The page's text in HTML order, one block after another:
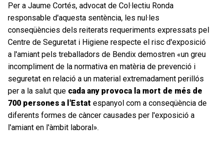
Per a Jaume Cortés, advocat de Col·lectiu Ronda
responsable d'aquesta sentència, les nul·les
conseqüències dels reiterats requeriments expressats pel
Centre de Seguretat i Higiene respecte el risc d'exposició
a l'amiant pels treballadors de Bendix demostren «un greu
incompliment de la normativa en matèria de prevenció i
seguretat en relació a un material extremadament perillós
per a la salut que cada any provoca la mort de més de
700 persones a l'Estat espanyol com a conseqüència de
diferents formes de càncer causades per l'exposició a
l'amiant en l'àmbit laboral».